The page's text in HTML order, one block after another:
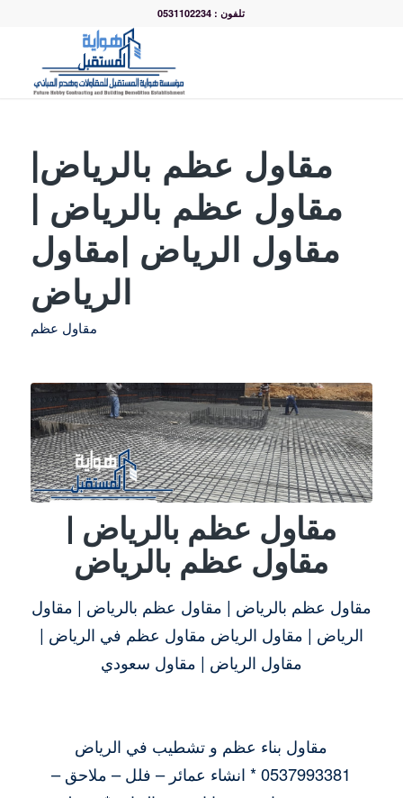
تلفون : 0531102234
مقاول عظم بالرياض|
مقاول عظم بالرياض |
مقاول الرياض |مقاول
الرياض
مقاول عظم
مقاول عظم بالرياض |
مقاول عظم بالرياض
مقاول عظم بالرياض | مقاول عظم بالرياض | مقاول
الرياض | مقاول الرياض مقاول عظم في الرياض |
مقاول الرياض | مقاول سعودي
مقاول بناء عظم و تشطيب في الرياض
0537993381 * انشاء عمائر – فلل – ملاحق –